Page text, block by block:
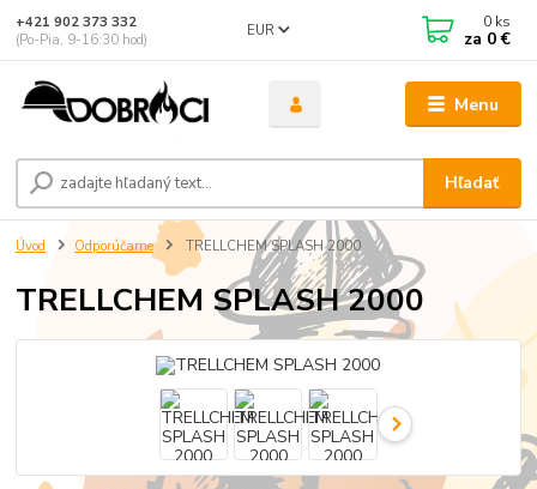
Menu
EUR
Hľadať
+421 902 373 332
(Po-Pia, 9-16:30 hod)
0 ks
za 0 €
Úvod Odporúčame TRELLCHEM SPLASH 2000
TRELLCHEM SPLASH 2000